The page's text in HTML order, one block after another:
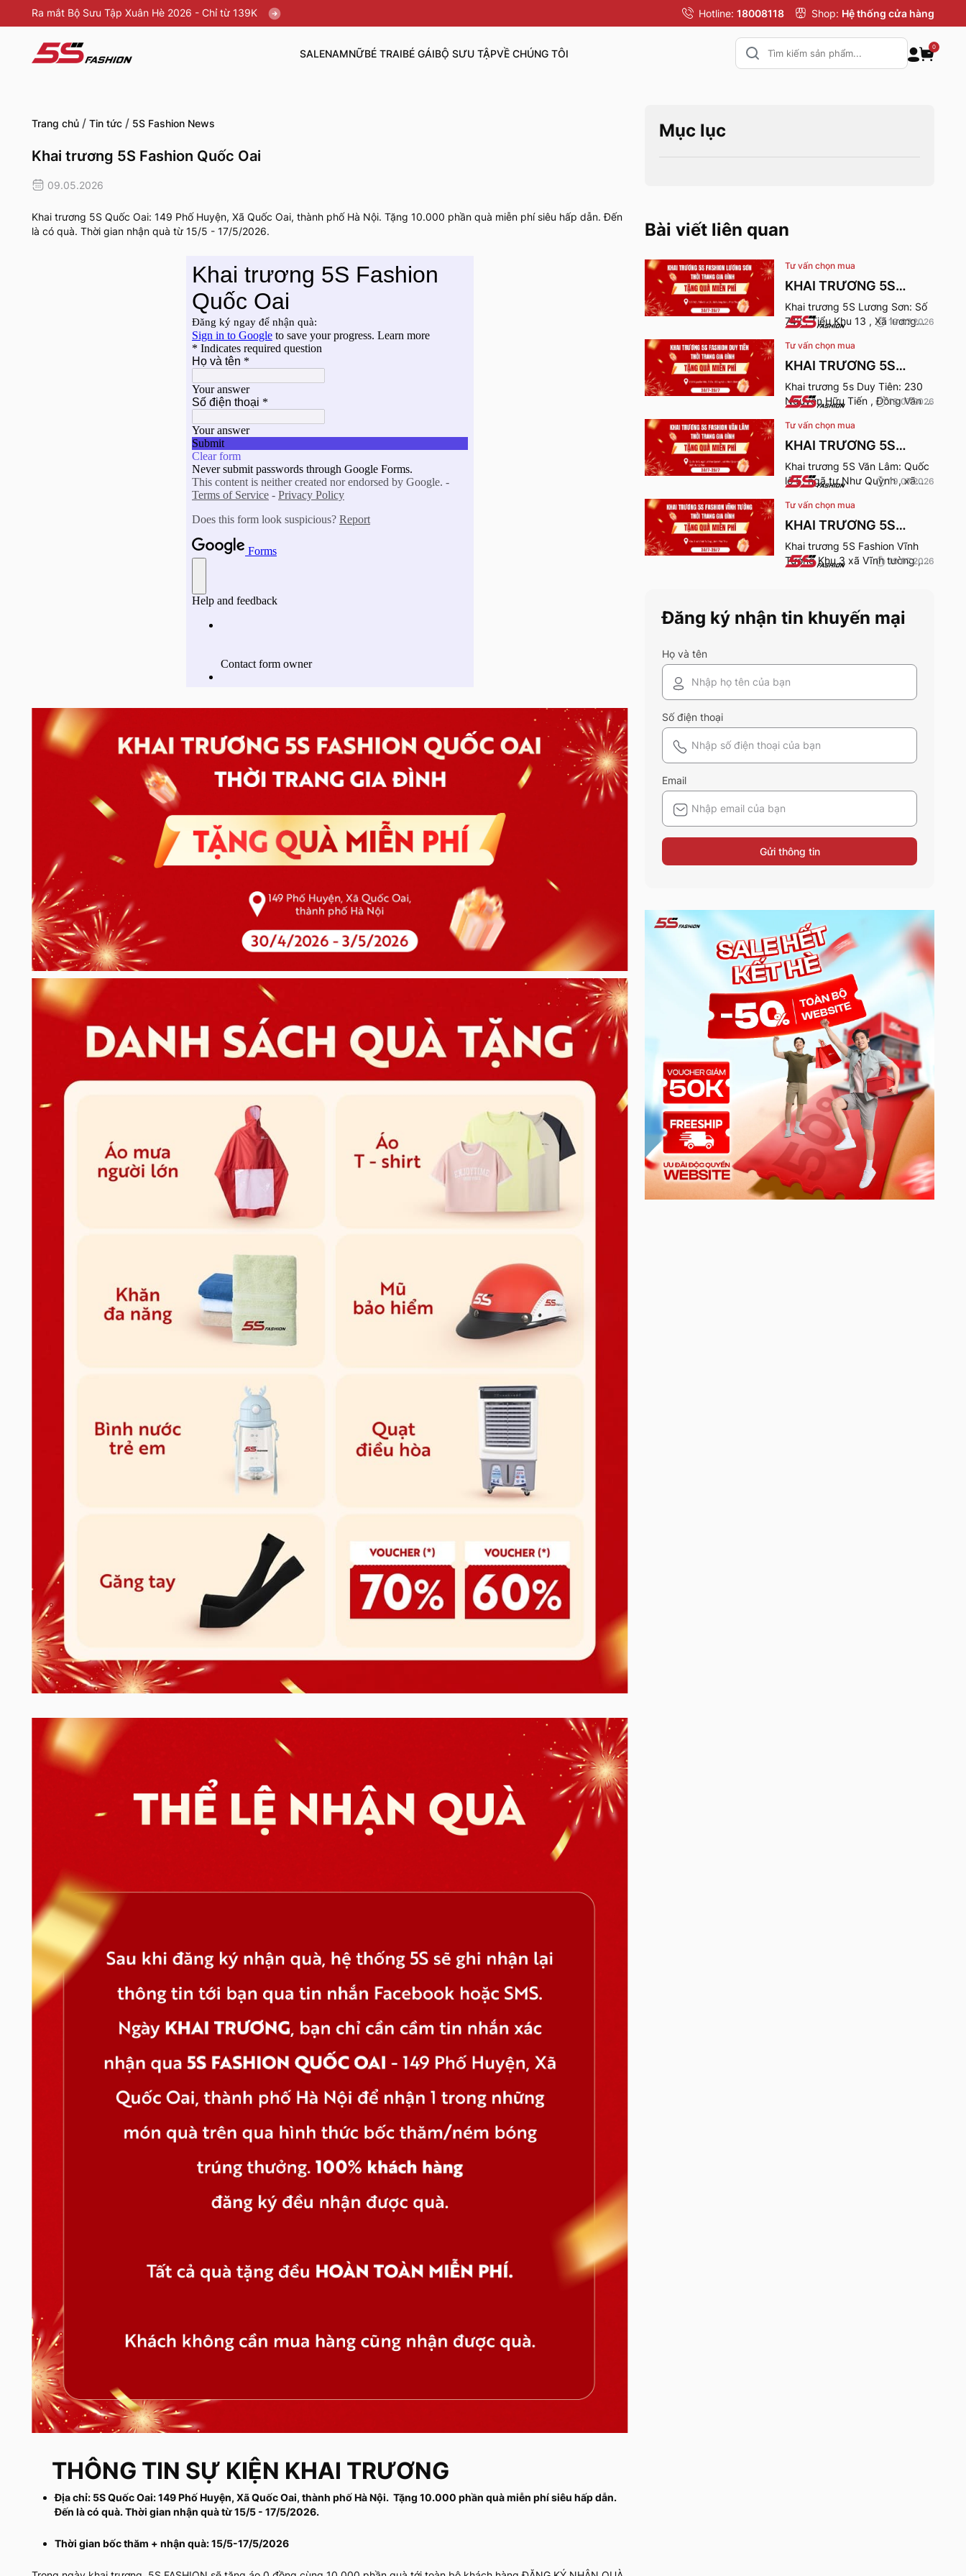
Ra mắt Bộ Sưu Tập Xuân Hè 2026 - Chỉ từ 139K Hotline: 18008118 Shop: Hệ thống cửa hàng
SALENAMNỮBÉ TRAIBÉ GÁIBỘ SƯU TẬPVỀ CHÚNG TÔI
0
Trang chủ / Tin tức / 5S Fashion News
Khai trương 5S Fashion Quốc Oai
09.05.2026
Khai trương 5S Quốc Oai: 149 Phố Huyện, Xã Quốc Oai, thành phố Hà Nội. Tặng 10.000 phần quà miễn phí siêu hấp dẫn. Đến
là có quà. Thời gian nhận quà từ 15/5 - 17/5/2026.
THÔNG TIN SỰ KIỆN KHAI TRƯƠNG
Địa chỉ: 5S Quốc Oai: 149 Phố Huyện, Xã Quốc Oai, thành phố Hà Nội. Tặng 10.000 phần quà miễn phí siêu hấp dẫn.
Đến là có quà. Thời gian nhận quà từ 15/5 - 17/5/2026.
Thời gian bốc thăm + nhận quà: 15/5-17/5/2026
Mục lục
Bài viết liên quan
Tư vấn chọn mua
KHAI TRƯƠNG 5S
FASHION LƯƠNG SƠN
Khai trương 5S Lương Sơn: Số
742 , Tiểu Khu 13 , Xã lương
quà từ 24-26/7/2026.
19.07.2026
Tư vấn chọn mua
KHAI TRƯƠNG 5S
FASHION DUY TIÊN
Khai trương 5s Duy Tiên: 230
Nguyễn Hữu Tiến , Đồng Văn ,
từ 24-26/7/2026.
18.07.2026
Tư vấn chọn mua
KHAI TRƯƠNG 5S
FASHION VĂN LÂM
Khai trương 5S Văn Lâm: Quốc
lộ 5, ngã tư Như Quỳnh , xã
gian nhận quà từ 24-
26/7/2026.
19.07.2026
Tư vấn chọn mua
KHAI TRƯƠNG 5S
FASHION VĨNH TƯỜNG
Khai trương 5S Fashion Vĩnh
Tường Khu 3 xã Vĩnh tường ,
19.07.2026
Đăng ký nhận tin khuyến mại
Họ và tên
Số điện thoại
Email
Gửi thông tin